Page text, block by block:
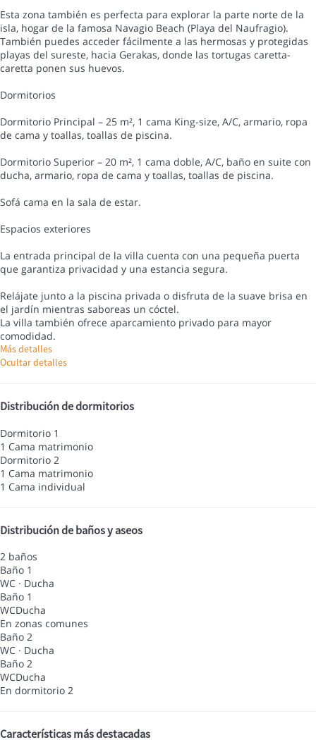
Esta zona también es perfecta para explorar la parte norte de la
isla, hogar de la famosa Navagio Beach (Playa del Naufragio).
También puedes acceder fácilmente a las hermosas y protegidas
playas del sureste, hacia Gerakas, donde las tortugas caretta-
caretta ponen sus huevos.
Dormitorios
Dormitorio Principal – 25 m², 1 cama King-size, A/C, armario, ropa
de cama y toallas, toallas de piscina.
Dormitorio Superior – 20 m², 1 cama doble, A/C, baño en suite con
ducha, armario, ropa de cama y toallas, toallas de piscina.
Sofá cama en la sala de estar.
Espacios exteriores
La entrada principal de la villa cuenta con una pequeña puerta
que garantiza privacidad y una estancia segura.
Relájate junto a la piscina privada o disfruta de la suave brisa en
el jardín mientras saboreas un cóctel.
La villa también ofrece aparcamiento privado para mayor
comodidad.
Más detalles
Ocultar detalles
Distribución de dormitorios
Dormitorio 1
1 Cama matrimonio
Dormitorio 2
1 Cama matrimonio
1 Cama individual
Distribución de baños y aseos
2 baños
Baño 1
WC · Ducha
Baño 1
WCDucha
En zonas comunes
Baño 2
WC · Ducha
Baño 2
WCDucha
En dormitorio 2
Características más destacadas